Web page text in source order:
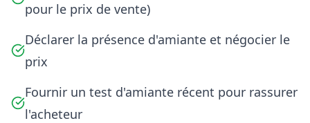
pour le prix de vente)
Déclarer la présence d'amiante et négocier le
prix
Fournir un test d'amiante récent pour rassurer
l'acheteur